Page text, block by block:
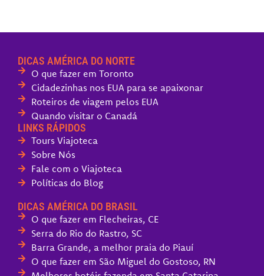
DICAS AMÉRICA DO NORTE
O que fazer em Toronto
Cidadezinhas nos EUA para se apaixonar
Roteiros de viagem pelos EUA
Quando visitar o Canadá
LINKS RÁPIDOS
Tours Viajoteca
Sobre Nós
Fale com o Viajoteca
Políticas do Blog
DICAS AMÉRICA DO BRASIL
O que fazer em Flecheiras, CE
Serra do Rio do Rastro, SC
Barra Grande, a melhor praia do Piauí
O que fazer em São Miguel do Gostoso, RN